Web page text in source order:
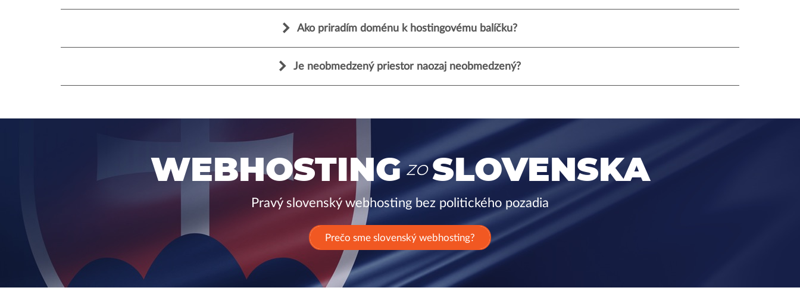
Ako priradím doménu k hostingovému balíčku?
Je neobmedzený priestor naozaj neobmedzený?
WEBHOSTING ZO SLOVENSKA
Pravý slovenský webhosting bez politického pozadia
Prečo sme slovenský webhosting?